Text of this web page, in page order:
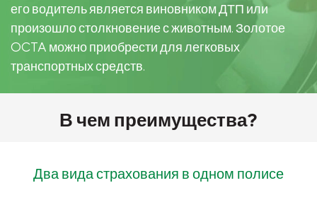
Vieglā valoda
Kontakti
Подробная информация
Помощь на дороге
Прервать полис
его водитель является виновником ДТП или
произошло столкновение с животным. Золотое
OCTA можно приобрести для легковых
транспортных средств.
В чем преимущества?
Два вида страхования в одном полисе